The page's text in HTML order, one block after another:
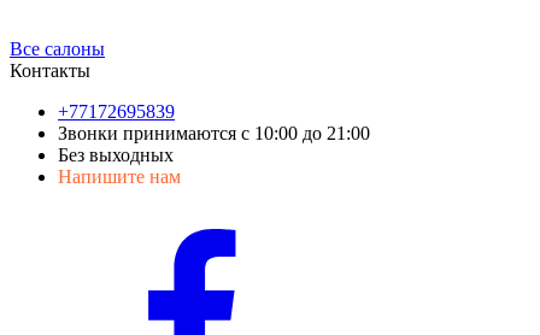
Все салоны
Контакты
+77172695839
Звонки принимаются с 10:00 до 21:00
Без выходных
Напишите нам